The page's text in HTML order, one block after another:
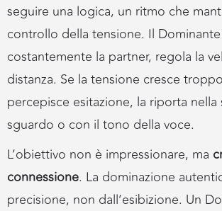
seguire una logica, un ritmo che
controllo della tensione. Il
costantemente la partner, regola la
distanza. Se la tensione cresce
percepisce esitazione, la riporta nella
sguardo o con il tono della voce.
L’obiettivo non è impressionare, ma
connessione. La dominazione
precisione, non dall’esibizione. Un